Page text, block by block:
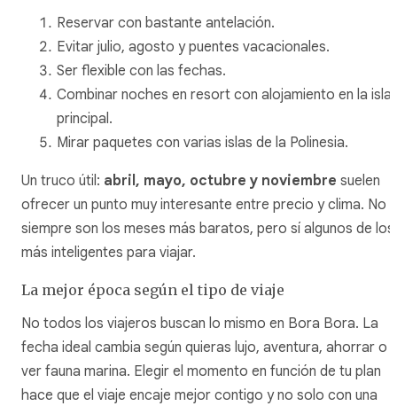
Reservar con bastante antelación.
Evitar julio, agosto y puentes vacacionales.
Ser flexible con las fechas.
Combinar noches en resort con alojamiento en la isla
principal.
Mirar paquetes con varias islas de la Polinesia.
Un truco útil: abril, mayo, octubre y noviembre suelen
ofrecer un punto muy interesante entre precio y clima. No
siempre son los meses más baratos, pero sí algunos de los
más inteligentes para viajar.
La mejor época según el tipo de viaje
No todos los viajeros buscan lo mismo en Bora Bora. La
fecha ideal cambia según quieras lujo, aventura, ahorrar o
ver fauna marina. Elegir el momento en función de tu plan
hace que el viaje encaje mejor contigo y no solo con una